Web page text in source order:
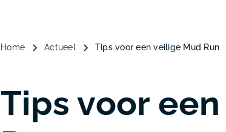
Home Actueel Tips voor een veilige Mud Run
Tips voor